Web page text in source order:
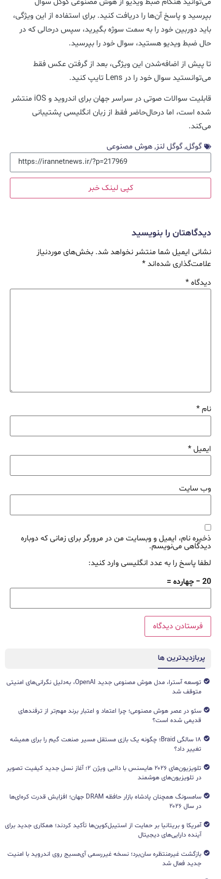
بپرسید و پاسخ آن‌ها را دریافت کنید. برای استفاده از این ویژگی،
باید دوربین خود را به سمت سوژه بگیرید، سپس درحالی که در
حال ضبط ویدیو هستید، سوال خود را بپرسید.
تا پیش از اضافه‌شدن این ویژگی، بعد از گرفتن عکس فقط
می‌توانستید سوال خود را در Lens تایپ کنید.
قابلیت سوالات صوتی در سراسر جهان برای اندروید و iOS منتشر
شده است، اما درحال‌حاضر فقط از زبان انگلیسی پشتیبانی
می‌کند.
گوگل,گوگل لنز,هوش مصنوعی
کپی لینک خبر
دیدگاهتان را بنویسید
نشانی ایمیل شما منتشر نخواهد شد. بخش‌های موردنیاز
علامت‌گذاری شده‌اند*
دیدگاه*
نام*
ایمیل*
وب‌ سایت
ذخیره نام، ایمیل و وبسایت من در مرورگر برای زمانی که دوباره
دیدگاهی می‌نویسم.
لطفا پاسخ را به عدد انگلیسی وارد کنید:
20 − چهارده =
پربازدیدترین ها
توسعه آسترا، مدل هوش مصنوعی جدید OpenAI، به‌دلیل نگرانی‌های امنیتی
متوقف شد
سئو در عصر هوش مصنوعی؛ چرا اعتماد و اعتبار برند مهم‌تر از ترفندهای
قدیمی شده است؟
۱۸ سالگی Braid؛ چگونه یک بازی مستقل مسیر صنعت گیم را برای همیشه
تغییر داد؟
تلویزیون‌های ۲۰۲۶ هایسنس با دالبی ویژن ۲؛ آغاز نسل جدید کیفیت تصویر
در تلویزیون‌های هوشمند
سامسونگ همچنان پادشاه بازار حافظه DRAM جهان؛ افزایش قدرت کره‌ای‌ها
در سال ۲۰۲۶
آمریکا و بریتانیا بر حمایت از استیبل‌کوین‌ها تأکید کردند؛ همکاری جدید برای
آینده دارایی‌های دیجیتال
بازگشت غیرمنتظره سان‌برد؛ نسخه غیررسمی آی‌مسیج روی اندروید با امنیت
جدید فعال شد